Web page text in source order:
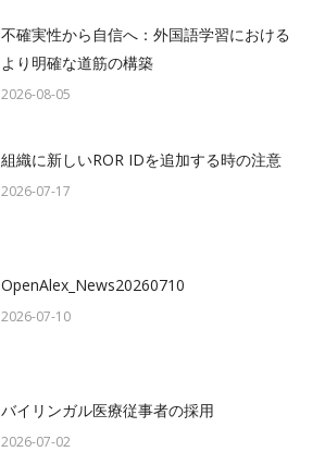
不確実性から自信へ：外国語学習における
より明確な道筋の構築
2026-08-05
組織に新しいROR IDを追加する時の注意
2026-07-17
OpenAlex_News20260710
2026-07-10
バイリンガル医療従事者の採用
2026-07-02